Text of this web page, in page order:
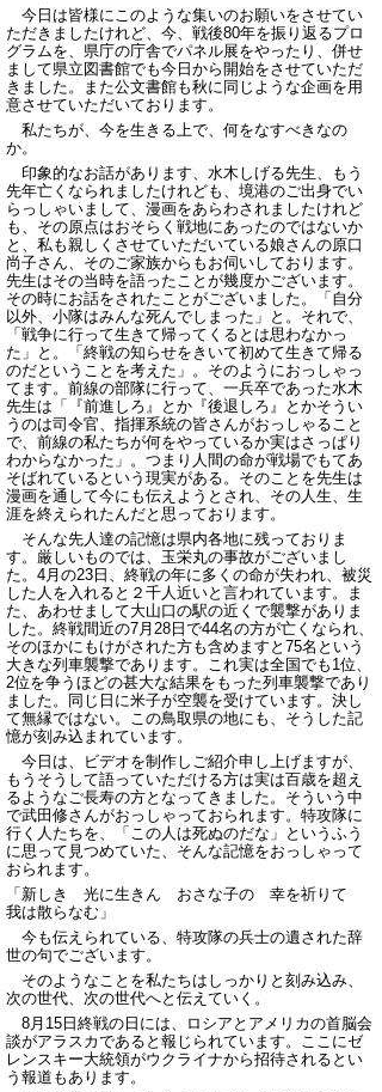
今日は皆様にこのような集いのお願いをさせてい
ただきましたけれど、今、戦後80年を振り返るプロ
グラムを、県庁の庁舎でパネル展をやったり、併せ
まして県立図書館でも今日から開始をさせていただ
きました。また公文書館も秋に同じような企画を用
意させていただいております。
私たちが、今を生きる上で、何をなすべきなの
か。
印象的なお話があります、水木しげる先生、もう
先年亡くなられましたけれども、境港のご出身でい
らっしゃいまして、漫画をあらわされましたけれど
も、その原点はおそらく戦地にあったのではないか
と、私も親しくさせていただいている娘さんの原口
尚子さん、そのご家族からもお伺いしております。
先生はその当時を語ったことが幾度かございます。
その時にお話をされたことがございました。「自分
以外、小隊はみんな死んでしまった」と。それで、
「戦争に行って生きて帰ってくるとは思わなかっ
た」と。「終戦の知らせをきいて初めて生きて帰る
のだということを考えた」。そのようにおっしゃっ
てます。前線の部隊に行って、一兵卒であった水木
先生は「『前進しろ』とか『後退しろ』とかそうい
うのは司令官、指揮系統の皆さんがおっしゃること
で、前線の私たちが何をやっているか実はさっぱり
わからなかった」。つまり人間の命が戦場でもてあ
そばれているという現実がある。そのことを先生は
漫画を通して今にも伝えようとされ、その人生、生
涯を終えられたんだと思っております。
そんな先人達の記憶は県内各地に残っておりま
す。厳しいものでは、玉栄丸の事故がございまし
た。4月の23日、終戦の年に多くの命が失われ、被災
した人を入れると２千人近いと言われています。ま
た、あわせまして大山口の駅の近くで襲撃がありま
した。終戦間近の7月28日で44名の方が亡くなられ、
そのほかにもけがされた方も含めますと75名という
大きな列車襲撃であります。これ実は全国でも1位、
2位を争うほどの甚大な結果をもった列車襲撃であり
ました。同じ日に米子が空襲を受けています。決し
て無縁ではない。この鳥取県の地にも、そうした記
憶が刻み込まれています。
今日は、ビデオを制作しご紹介申し上げますが、
もうそうして語っていただける方は実は百歳を超え
るようなご長寿の方となってきました。そういう中
で武田修さんがおっしゃっておられます。特攻隊に
行く人たちを、「この人は死ぬのだな」というふう
に思って見つめていた、そんな記憶をおっしゃって
おられます。
「新しき 光に生きん おさな子の 幸を祈りて
我は散らなむ」
今も伝えられている、特攻隊の兵士の遺された辞
世の句でございます。
そのようなことを私たちはしっかりと刻み込み、
次の世代、次の世代へと伝えていく。
8月15日終戦の日には、ロシアとアメリカの首脳会
談がアラスカであると報じられています。ここにゼ
レンスキー大統領がウクライナから招待されるとい
う報道もあります。